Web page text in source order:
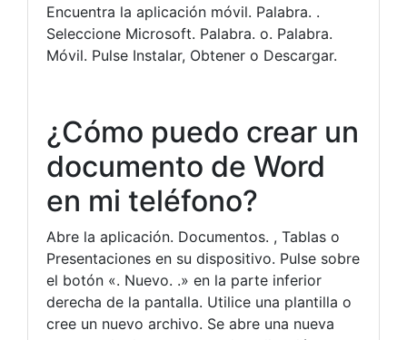
Encuentra la aplicación móvil. Palabra. .
Seleccione Microsoft. Palabra. o. Palabra.
Móvil. Pulse Instalar, Obtener o Descargar.
¿Cómo puedo crear un
documento de Word
en mi teléfono?
Abre la aplicación. Documentos. , Tablas o
Presentaciones en su dispositivo. Pulse sobre
el botón «. Nuevo. .» en la parte inferior
derecha de la pantalla. Utilice una plantilla o
cree un nuevo archivo. Se abre una nueva